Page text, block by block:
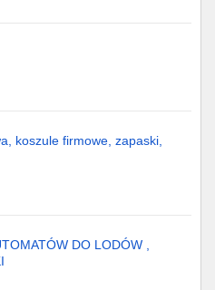
koszule firmowe, zapaski,
DO LODÓW ,